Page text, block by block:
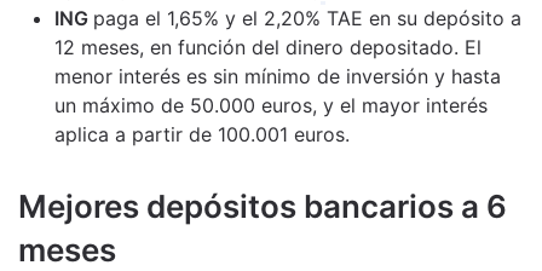
ING paga el 1,65% y el 2,20% TAE en su depósito a
12 meses, en función del dinero depositado. El
menor interés es sin mínimo de inversión y hasta
un máximo de 50.000 euros, y el mayor interés
aplica a partir de 100.001 euros.
Mejores depósitos bancarios a 6
meses